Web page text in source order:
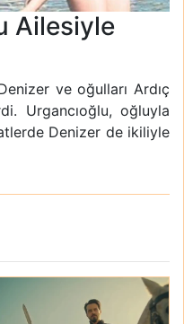
Ailesiyle
ve oğulları Ardıç
Urgancıoğlu, oğluyla
Denizer de ikiliyle